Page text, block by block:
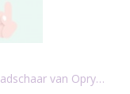
van Opry…